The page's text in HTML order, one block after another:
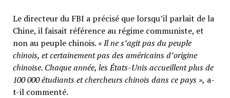
Le directeur du FBI a précisé que lorsqu’il parlait de la
Chine, il faisait référence au régime communiste, et
non au peuple chinois. « Il ne s’agit pas du peuple
chinois, et certainement pas des américains d’origine
chinoise. Chaque année, les États-Unis accueillent plus de
100 000 étudiants et chercheurs chinois dans ce pays », a-
t-il commenté.